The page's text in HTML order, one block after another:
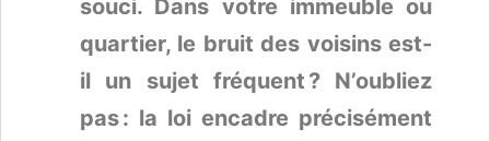
souci. Dans votre immeuble ou
quartier, le bruit des voisins est-
il un sujet fréquent ? N’oubliez
pas : la loi encadre précisément